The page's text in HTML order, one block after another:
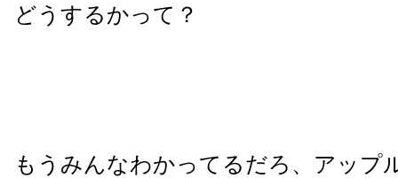
どうするかって？
もうみんなわかってるだろ、アップ